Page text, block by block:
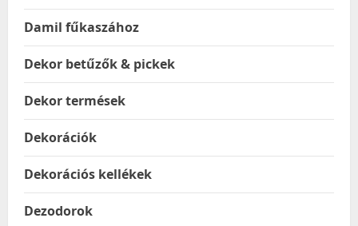
Damil fűkaszához
Dekor betűzők & pickek
Dekor termések
Dekorációk
Dekorációs kellékek
Dezodorok